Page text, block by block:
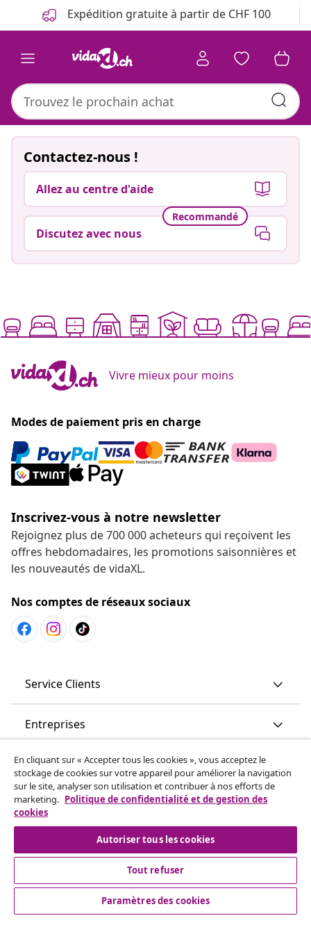
Précédent Expédition gratuite à partir de CHF 100
Contactez-nous !
Allez au centre d'aide
Recommandé
Discutez avec nous
Vivre mieux pour moins
Modes de paiement pris en charge
Inscrivez-vous à notre newsletter
Rejoignez plus de 700 000 acheteurs qui reçoivent les
offres hebdomadaires, les promotions saisonnières et
les nouveautés de vidaXL.
Nos comptes de réseaux sociaux
Service Clients
Entreprises
vidaXL
More content links
© 2008-2026 www.vidaxl.ch est un site web de TM
En cliquant sur « Accepter tous les cookies », vous acceptez le
stockage de cookies sur votre appareil pour améliorer la navigation
sur le site, analyser son utilisation et contribuer à nos efforts de
marketing. Politique de confidentialité et de gestion des
cookies
Autoriser tous les cookies
Tout refuser
Paramètres des cookies